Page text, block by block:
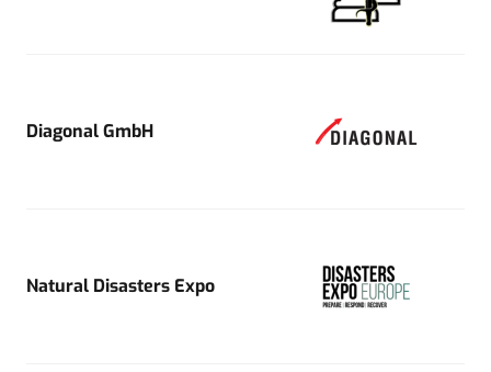
Diagonal GmbH
Natural Disasters Expo